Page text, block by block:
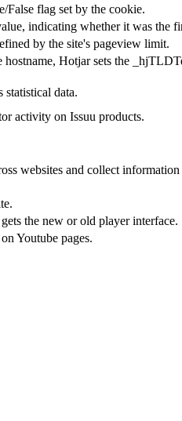
False flag set by the cookie.
indicating whether it was the
by the site's pageview limit.
Hotjar sets the
statistical data.
activity on Issuu products.
websites and collect
the new or old player interface.
Youtube pages.